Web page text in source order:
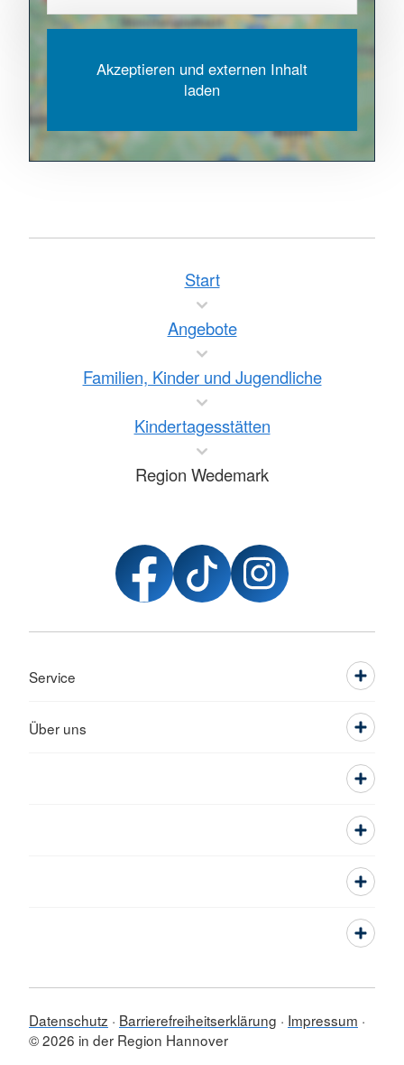
Akzeptieren und externen Inhalt
laden
Start
Angebote
Familien, Kinder und Jugendliche
Kindertagesstätten
Region Wedemark
Service
Über uns
Datenschutz Barrierefreiheitserklärung
Impressum
© 2026 in der Region Hannover